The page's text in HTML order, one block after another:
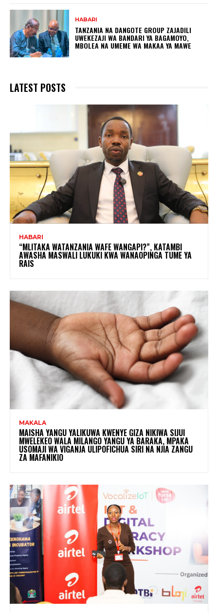
HABARI
TANZANIA NA DANGOTE GROUP ZAJADILI
UWEKEZAJI WA BANDARI YA BAGAMOYO,
MBOLEA NA UMEME WA MAKAA YA MAWE
LATEST POSTS
HABARI
“MLITAKA WATANZANIA WAFE WANGAPI?”, KATAMBI
AWASHA MASWALI LUKUKI KWA WANAOPINGA TUME YA
RAIS
MAKALA
MAISHA YANGU YALIKUWA KWENYE GIZA NIKIWA SIJUI
MWELEKEO WALA MILANGO YANGU YA BARAKA, MPAKA
USOMAJI WA VIGANJA ULIPOFICHUA SIRI NA NJIA ZANGU
ZA MAFANIKIO